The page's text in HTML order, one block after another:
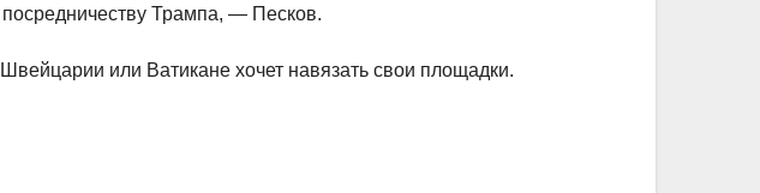
посредничеству Трампа, — Песков.
или Ватикане хочет навязать свои площадки.